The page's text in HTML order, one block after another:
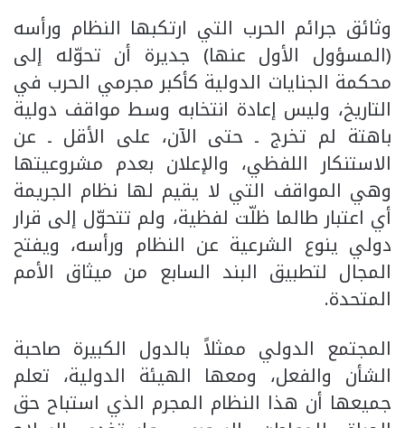
وثائق جرائم الحرب التي ارتكبها النظام ورأسه
(المسؤول الأول عنها) جديرة أن تحوّله إلى
محكمة الجنايات الدولية كأكبر مجرمي الحرب في
التاريخ، وليس إعادة انتخابه وسط مواقف دولية
باهتة لم تخرج ـ حتى الآن، على الأقل ـ عن
الاستنكار اللفظي، والإعلان بعدم مشروعيتها
وهي المواقف التي لا يقيم لها نظام الجريمة
أي اعتبار طالما ظلّت لفظية، ولم تتحوّل إلى قرار
دولي ينوع الشرعية عن النظام ورأسه، ويفتح
المجال لتطبيق البند السابع من ميثاق الأمم
المتحدة.
المجتمع الدولي ممثلاً بالدول الكبيرة صاحبة
الشأن والفعل، ومعها الهيئة الدولية، تعلم
جميعها أن هذا النظام المجرم الذي استباح حق